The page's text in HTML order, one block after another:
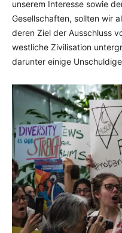
unserem Interesse sowie
Gesellschaften, sollten wir
deren Ziel der Ausschluss
westliche Zivilisation
darunter einige